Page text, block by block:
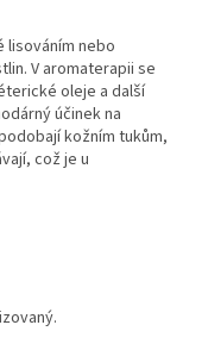
lisováním nebo
V aromaterapii se
oleje a další
účinek na
kožním tukům,
což je u